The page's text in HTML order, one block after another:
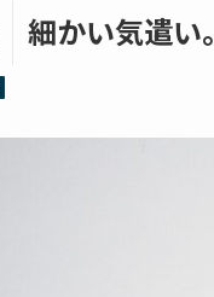
細かい気遣い。